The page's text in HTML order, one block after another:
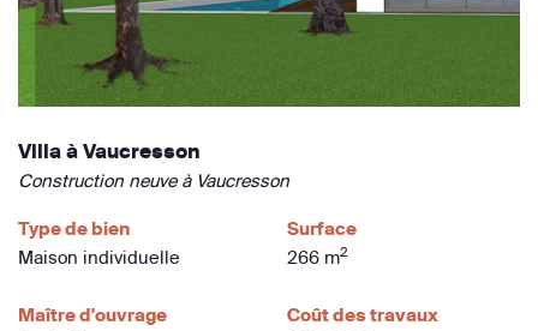
Villa à Vaucresson
Construction neuve à Vaucresson
Type de bien
Maison individuelle
Surface
266 m2
Maître d'ouvrage
Coût des travaux